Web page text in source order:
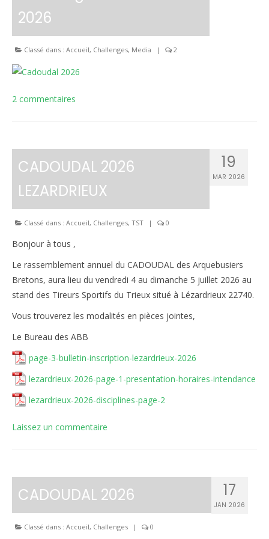
Le règlement intérieur TST
Les catégories d’âges FFTIR
ÉCOLE DE TIR
COMPÉTITIONS
Résultats
CALENDRIERS TST
ÉVÈNEMENTS
Compétitions
2026
Classé dans : Accueil, Challenges, Media | 2
2 commentaires
19
MAR 2026
CADOUDAL 2026
LEZARDRIEUX
Classé dans : Accueil, Challenges, TST | 0
Bonjour à tous ,
Le rassemblement annuel du CADOUDAL des Arquebusiers
Bretons, aura lieu du vendredi 4 au dimanche 5 juillet 2026 au
stand des Tireurs Sportifs du Trieux situé à Lézardrieux 22740.
Vous trouverez les modalités en pièces jointes,
Le Bureau des ABB
page-3-bulletin-inscription-lezardrieux-2026
lezardrieux-2026-page-1-presentation-horaires-intendance
lezardrieux-2026-disciplines-page-2
Laissez un commentaire
17
JAN 2026
CADOUDAL 2026
Classé dans : Accueil, Challenges | 0